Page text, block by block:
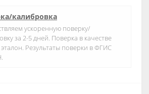
калибровка
ускоренную поверку/
за 2-5 дней. Поверка в качестве
Результаты поверки в ФГИС